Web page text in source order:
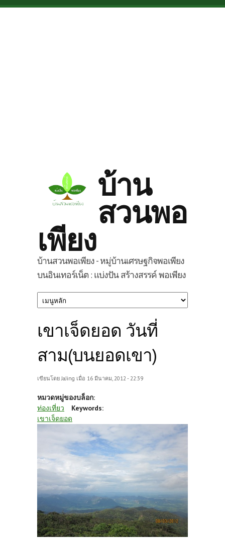
Skip to main content
บ้าน
สวนพอ
เพียง
บ้านสวนพอเพียง - หมู่บ้านเศรษฐกิจพอเพียง
บนอินเทอร์เน็ต : แบ่งปัน สร้างสรรค์ พอเพียง
เขาเจ็ดยอด วันที่
สาม(บนยอดเขา)
เขียนโดยJaJing เมื่อ 16 มีนาคม, 2012 - 22:39
หมวดหมู่ของบล็อก:
ท่องเที่ยว
Keywords:
เขาเจ็ดยอด